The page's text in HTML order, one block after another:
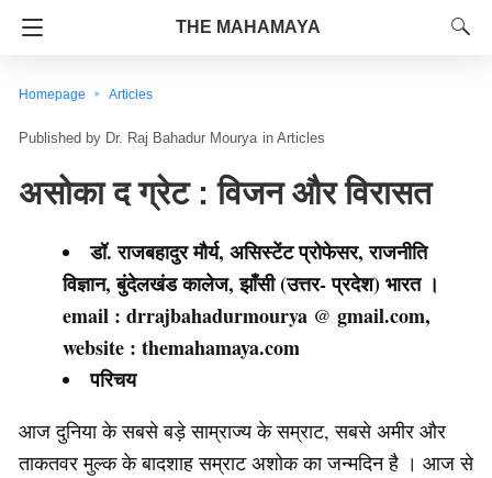
THE MAHAMAYA
Homepage Articles
Dr. Raj Bahadur Mourya in Articles
असोका द ग्रेट : विजन और विरासत
डॉ. राजबहादुर मौर्य, असिस्टेंट प्रोफेसर, राजनीति
विज्ञान, बुंदेलखंड कालेज, झाँसी (उत्तर- प्रदेश) भारत ।
email : drrajbahadurmourya @ gmail.com,
website : themahamaya.com
परिचय
आज दुनिया के सबसे बड़े साम्राज्य के सम्राट, सबसे अमीर और
ताकतवर मुल्क के बादशाह सम्राट अशोक का जन्मदिन है । आज से